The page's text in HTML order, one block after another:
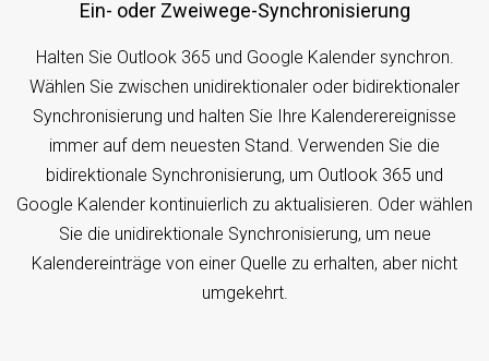
Ein- oder Zweiwege-Synchronisierung
Halten Sie Outlook 365 und Google Kalender synchron.
Wählen Sie zwischen unidirektionaler oder bidirektionaler
Synchronisierung und halten Sie Ihre Kalenderereignisse
immer auf dem neuesten Stand. Verwenden Sie die
bidirektionale Synchronisierung, um Outlook 365 und
Google Kalender kontinuierlich zu aktualisieren. Oder wählen
Sie die unidirektionale Synchronisierung, um neue
Kalendereinträge von einer Quelle zu erhalten, aber nicht
umgekehrt.